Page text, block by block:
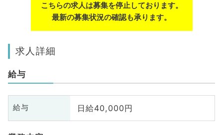
こちらの求人は募集を停止しております。
最新の募集状況の確認も承ります。
求人詳細
給与
給与 日給40,000円